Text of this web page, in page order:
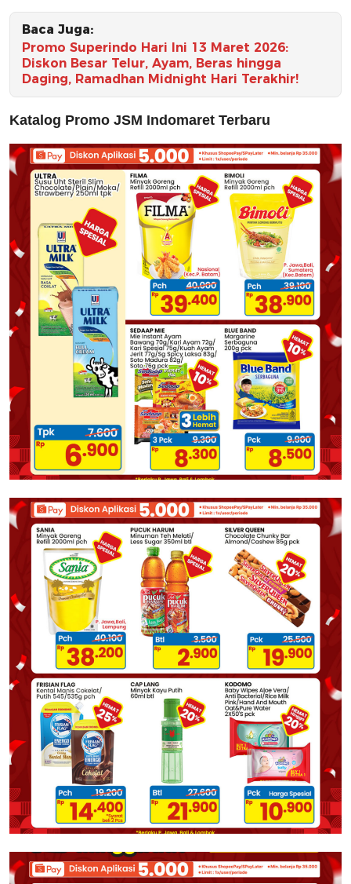
Baca Juga:
Promo Superindo Hari Ini 13 Maret 2026:
Diskon Besar Telur, Ayam, Beras hingga
Daging, Ramadhan Midnight Hari Terakhir!
Katalog Promo JSM Indomaret Terbaru